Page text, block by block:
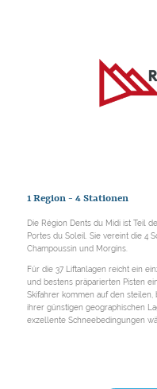
1 Region - 4 Stationen
Die Région Dents du Midi ist Teil
Portes du Soleil. Sie vereint die 4
Champoussin und Morgins.
Für die 37 Liftanlagen reicht ein
und bestens präparierten Pisten
Skifahrer kommen auf den steilen,
ihrer günstigen geographischen
exzellente Schneebedingungen